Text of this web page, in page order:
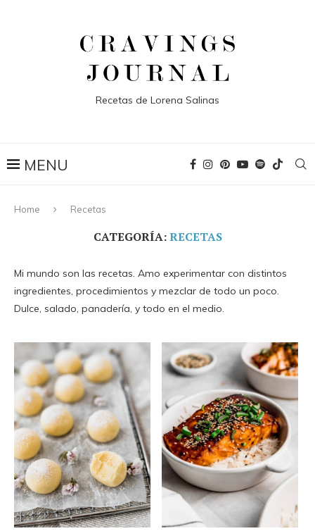
Recetas de Lorena Salinas
Home Recetas
CATEGORÍA: RECETAS
Mi mundo son las recetas. Amo experimentar con distintos
ingredientes, procedimientos y mezclar de todo un poco.
Dulce, salado, panadería, y todo en el medio.